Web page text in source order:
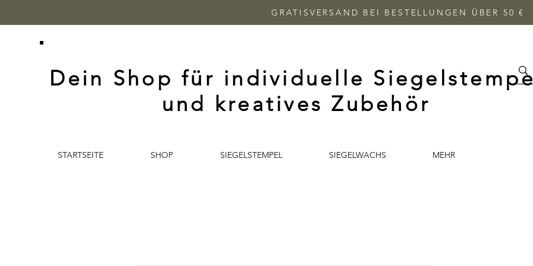
GRATISVERSAND BEI BESTELLUNGEN ÜBER 50 €
Dein Shop für individuelle
und kreatives Zubehör
STARTSEITE SHOP SIEGELSTEMPEL SIEGELWACHS MEHR